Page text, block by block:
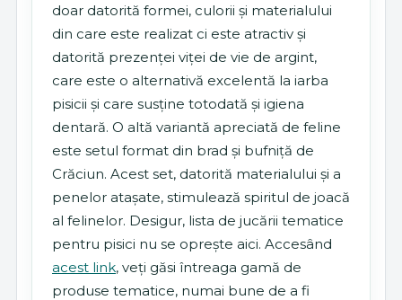
doar datorită formei, culorii și materialului
din care este realizat ci este atractiv și
datorită prezenței viței de vie de argint,
care este o alternativă excelentă la iarba
pisicii și care susține totodată și igiena
dentară. O altă variantă apreciată de feline
este setul format din brad și bufniță de
Crăciun. Acest set, datorită materialului și a
penelor atașate, stimulează spiritul de joacă
al felinelor. Desigur, lista de jucării tematice
pentru pisici nu se oprește aici. Accesând
acest link, veți găsi întreaga gamă de
produse tematice, numai bune de a fi